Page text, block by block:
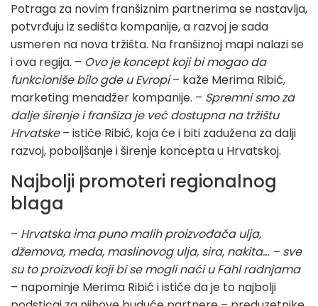
Potraga za novim franšiznim partnerima se nastavlja,
potvrđuju iz sedišta kompanije, a razvoj je sada
usmeren na nova tržišta. Na franšiznoj mapi nalazi se
i ova regija. – Ovo je koncept koji bi mogao da
funkcioniše bilo gde u Evropi– kaže Merima Ribić,
marketing menadžer kompanije. – Spremni smo za
dalje širenje i franšiza je već dostupna na tržištu
Hrvatske– ističe Ribić, koja će i biti zadužena za dalji
razvoj, poboljšanje i širenje koncepta u Hrvatskoj.
Najbolji promoteri regionalnog
blaga
– Hrvatska ima puno malih proizvođača ulja,
džemova, meda, maslinovog ulja, sira, nakita… – sve
su to proizvodi koji bi se mogli naći u Fahl radnjama
– napominje Merima Ribić i ističe da je to najbolji